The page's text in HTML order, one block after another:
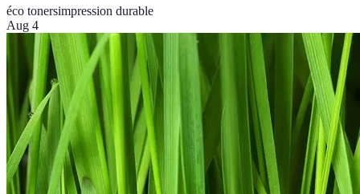
éco tonersimpression durable
Aug 4